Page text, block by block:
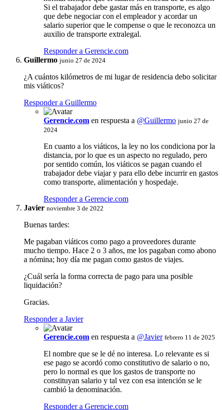
Si el trabajador debe gastar más en transporte, es algo
que debe negociar con el empleador y acordar un
salario superior que le compense o que le reconozca un
auxilio de transporte extralegal.
Responder a Gerencie.com
Guillermo junio 27 de 2024
¿A cuántos kilómetros de mi lugar de residencia debo solicitar
mis viáticos?
Responder a Guillermo
Gerencie.com en respuesta a @Guillermo junio 27 de
2024
En cuanto a los viáticos, la ley no los condiciona por la
distancia, por lo que es un aspecto no regulado, pero
por sentido común, los viáticos se pagan cuando el
trabajador debe viajar y para ello debe incurrir en gastos
como transporte, alimentación y hospedaje.
Responder a Gerencie.com
Javier noviembre 3 de 2022
Buenas tardes:
Me pagaban viáticos como pago a proveedores durante
mucho tiempo. Hace 2 o 3 años, me los pagaban como abono
a nómina; hoy día me pagan como gastos de viajes.
¿Cuál sería la forma correcta de pago para una posible
liquidación?
Gracias.
Responder a Javier
Gerencie.com en respuesta a @Javier febrero 11 de 2025
El nombre que se le dé no interesa. Lo relevante es si
ese pago se acordó como constitutivo de salario o no,
pero lo normal es que los gastos de transporte no
constituyan salario y tal vez con esa intención se le
cambió la denominación.
Responder a Gerencie.com